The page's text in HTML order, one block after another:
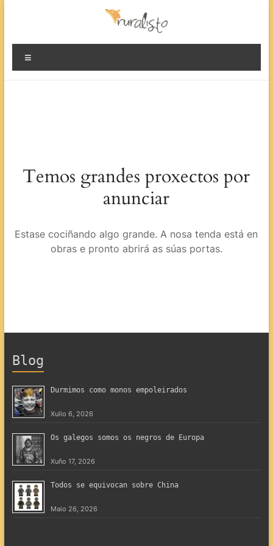
rural
Temos grandes proxectos por
anunciar
Estase cociñando algo grande. A nosa tenda está en
obras e pronto abrirá as súas portas.
Blog
Durmimos como monos empoleirados
Xullo 6, 2026
Os galegos somos os negros de Europa
Xuño 17, 2026
Todos se equivocan sobre China
Maio 26, 2026